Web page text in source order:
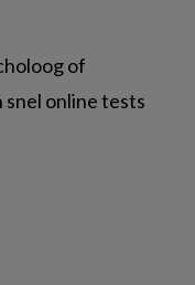
of
online tests